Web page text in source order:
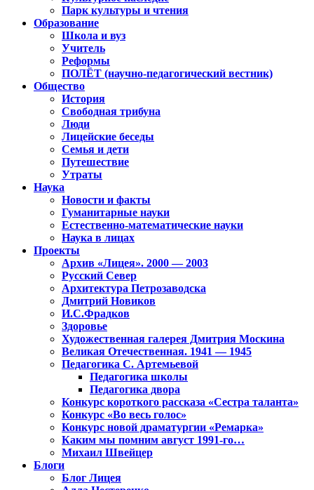
Парк культуры и чтения
Образование
Школа и вуз
Учитель
Реформы
ПОЛЁТ (научно-педагогический вестник)
Общество
История
Свободная трибуна
Люди
Лицейские беседы
Семья и дети
Путешествие
Утраты
Наука
Новости и факты
Гуманитарные науки
Естественно-математические науки
Наука в лицах
Проекты
Архив «Лицея». 2000 — 2003
Русский Север
Архитектура Петрозаводска
Дмитрий Новиков
И.С.Фрадков
Здоровье
Художественная галерея Дмитрия Москина
Великая Отечественная. 1941 — 1945
Педагогика С. Артемьевой
Педагогика школы
Педагогика двора
Конкурс короткого рассказа «Сестра таланта»
Конкурс «Во весь голос»
Конкурс новой драматургии «Ремарка»
Каким мы помним август 1991-го…
Михаил Швейцер
Блоги
Блог Лицея